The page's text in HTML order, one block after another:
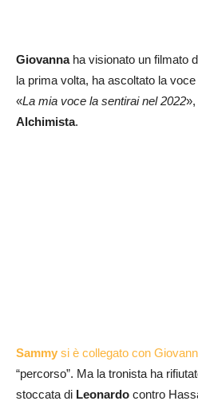
Giovannaha visionato un filmato
la prima volta, ha ascoltato la
«La mia voce la sentirai nel 2022»,
Alchimista.
Sammy si è collegato con
“percorso”. Ma la tronista ha
stoccata di Leonardo contro